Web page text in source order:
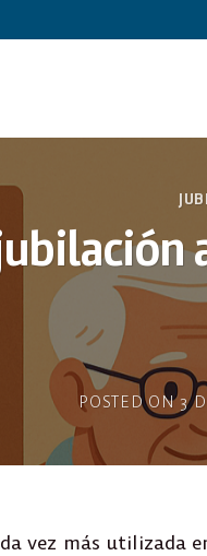
POSTED ON3
vez más utilizada